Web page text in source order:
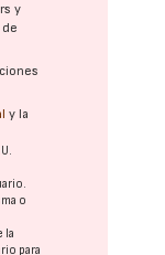
y
y la
o
la
para